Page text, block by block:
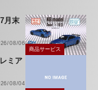
月末
08/06
商品サービス
ミア
08/04